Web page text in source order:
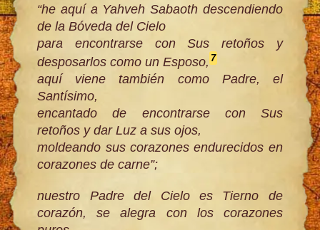
“he aquí a Yahveh Sabaoth descendiendo
de la Bóveda del Cielo
para encontrarse con Sus retoños y
desposarlos como un Esposo,7
aquí viene también como Padre, el
Santísimo,
encantado de encontrarse con Sus
retoños y dar Luz a sus ojos,
moldeando sus corazones endurecidos en
corazones de carne”;
nuestro Padre del Cielo es Tierno de
corazón, se alegra con los corazones